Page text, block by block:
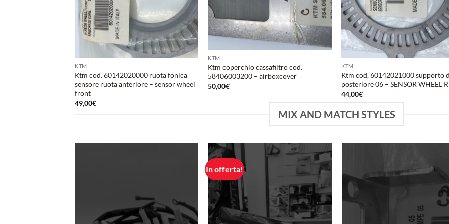
KTM
Ktm coperchio cassafiltro cod.
58406003200 – airboxcover
50,00€
KTM
Ktm cod. 60142020000 ruota fonica
sensore ruota anteriore – sensor wheel
front
49,00€
KTM
Ktm cod. 60142021000 supporto
posteriore 06 – SENSOR WHEEL
44,00€
MIX AND MATCH STYLES
desideri
In offerta!
Aggiungi
alla lista
dei
desideri
alla
dei